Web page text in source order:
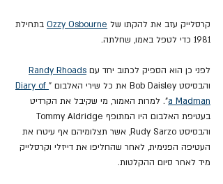
קרסלייק עזב את להקתו של Ozzy Osbourne בתחילת
1981 כדי לטפל באמו, שחלתה.
לפני כן הוא הספיק לכתוב יחד עם Randy Rhoads
והבסיסט Bob Daisley את כל שירי האלבום "
Diary of
a Madman". למרות האמור, מי שקיבל את הקרדיט
והבסיסט Rudy Sarzo, אשר תצלומיהם אף עיטרו את
העטיפה הפנימית, לאחר שהחליפו את דייזלי וקרסלייק
מיד לאחר סיום ההקלטות.